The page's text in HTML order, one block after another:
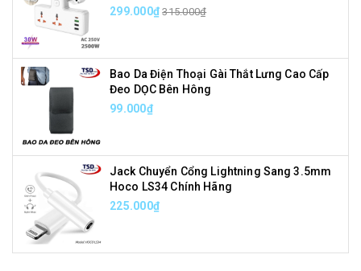
299.000₫ 315.000₫
Bao Da Điện Thoại Gài Thắt Lưng Cao Cấp
Đeo DỌC Bên Hông
99.000₫
Jack Chuyển Cổng Lightning Sang 3.5mm
Hoco LS34 Chính Hãng
225.000₫